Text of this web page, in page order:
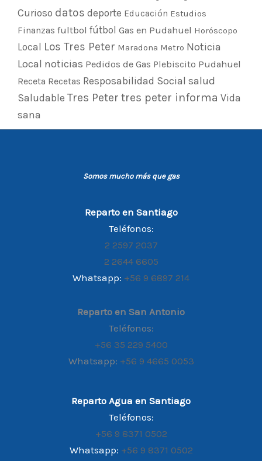
Curioso datos deporte Educación Estudios
Finanzas fultbol fútbol Gas en Pudahuel Horóscopo
Local Los Tres Peter Maradona Metro Noticia
Local noticias Pedidos de Gas Plebiscito Pudahuel
Receta Recetas Resposabilidad Social salud
Saludable Tres Peter tres peter informa Vida
sana
Somos mucho más que gas
Reparto en Santiago
Teléfonos:
2 2597 2037
2 2644 6605
Whatsapp: +56 9 6897 214
Reparto en San Antonio
Teléfonos:
+56 35 229 5400
Whatsapp: +56 9 4665 0053
Reparto Agua en Santiago
Teléfonos:
+56 9 8371 0502
Whatsapp: +56 9 8371 0502